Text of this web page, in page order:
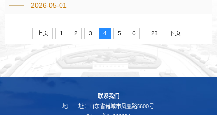
2026-05-01
上页 1 2 3 4 5 6 ... 28 下页
联系我们
地 址：山东省诸城市凤凰路5600号